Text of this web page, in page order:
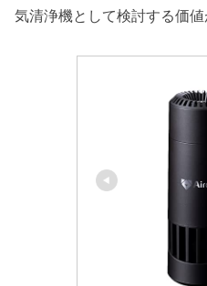
気清浄機として検討する価値